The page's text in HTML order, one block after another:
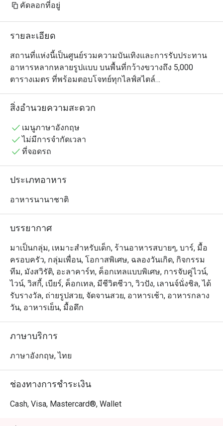
คัดลอกที่อยู่
รายละเอียด
สถานที่แห่งนี้เป็นศูนย์รวมความบันเทิงและการรับประทาน
อาหารหลากหลายรูปแบบ บนพื้นที่กว้างขวางถึง 5,000
ตารางเมตร ที่พร้อมตอบโจทย์ทุกไลฟ์สไตล์
อาคารแบบเปิดโล่งทั้งอินดอร์และเอาต์ดอร์ประกอบด้วย
พูลบาร์, ห้องอาหาร บาบาคิว, ดิสโก้ บาบา88, พื้นที่จัด
ประชุม/งานอีเวนต์ บาบา สเปซ, ห้องเกม และร้าน ย่าหยา
บูทีค โดย พูล คลับ คือพื้นที่ที่แขกส่วนใหญ่นิยมมาใช้เวลา
ของตัวเอง
เพลย์ลิสต์มีให้เลือกฟังหลากหลาย ค็อกเทลเย็นชื่นใจ และ
สิ่งอำนวยความสะดวก
เมนูภาษาอังกฤษ
ไม่มีการจำกัดเวลา
ที่จอดรถ
ประเภทอาหาร
อาหารนานาชาติ
บรรยากาศ
มาเป็นกลุ่ม, เหมาะสำหรับเด็ก, ร้านอาหารสบายๆ, บาร์, มื้อ
ครอบครัว, กลุ่มเพื่อน, โอกาสพิเศษ, ฉลองวันเกิด, กิจกรรม
ทีม, มังสวิรัติ, อะลาคาร์ท, ค็อกเทลแบบพิเศษ, การจับคู่ไวน์,
ไวน์, วิสกี้, เบียร์, ค็อกเทล, มีชีวิตชีวา, วิวปัง, เลานจ์นั่งชิล, ได้
รับรางวัล, ถ่ายรูปสวย, จัดจานสวย, อาหารเช้า, อาหารกลาง
วัน, อาหารเย็น, มื้อดึก
ภาษาบริการ
ภาษาอังกฤษ, ไทย
ช่องทางการชำระเงิน
Cash, Visa, Mastercard®, Wallet